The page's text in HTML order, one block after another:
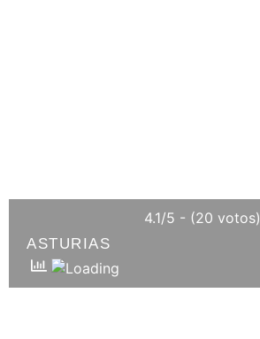
4.1/5 - (20 votos)
ASTURIAS